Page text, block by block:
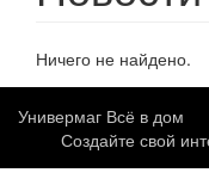
Ничего не найдено.
Универмаг Всё в дом
Создайте свой